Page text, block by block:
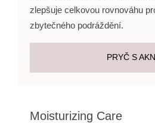
zlepšuje celkovou rovnováhu
zbytečného podráždění.
PRYČ S
Moisturizing Care